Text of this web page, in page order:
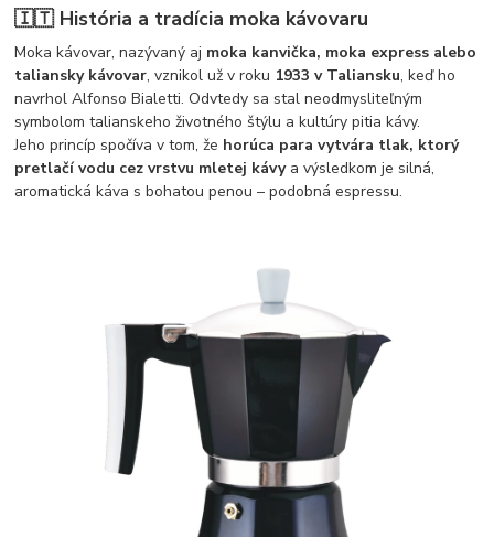
🇮🇹 História a tradícia moka kávovaru
Moka kávovar, nazývaný aj moka kanvička, moka express alebo
taliansky kávovar, vznikol už v roku 1933 v Taliansku, keď ho
navrhol Alfonso Bialetti. Odvtedy sa stal neodmysliteľným
symbolom talianskeho životného štýlu a kultúry pitia kávy.
Jeho princíp spočíva v tom, že horúca para vytvára tlak, ktorý
pretlačí vodu cez vrstvu mletej kávya výsledkom je silná,
aromatická káva s bohatou penou – podobná espressu.